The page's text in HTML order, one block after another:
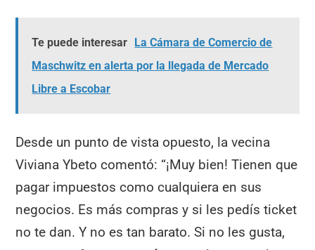
Te puede interesar
La Cámara de Comercio de
Maschwitz en alerta por la llegada de Mercado
Libre a Escobar
Desde un punto de vista opuesto, la vecina
Viviana Ybeto comentó: “¡Muy bien! Tienen que
pagar impuestos como cualquiera en sus
negocios. Es más compras y si les pedís ticket
no te dan. Y no es tan barato. Si no les gusta,